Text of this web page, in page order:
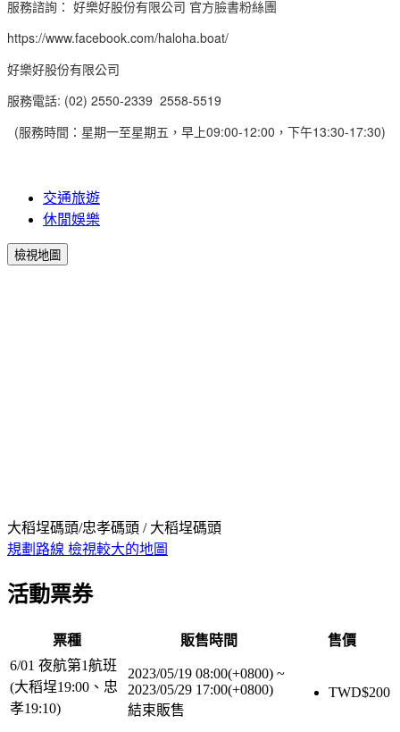
服務諮詢： 好樂好股份有限公司 官方臉書粉絲團
https://www.facebook.com/haloha.boat/
好樂好股份有限公司
服務電話: (02) 2550-2339 2558-5519
(服務時間：星期一至星期五，早上09:00-12:00，下午13:30-17:30)
交通旅遊
休閒娛樂
檢視地圖
大稻埕碼頭/忠孝碼頭 / 大稻埕碼頭
規劃路線 檢視較大的地圖
活動票券
票種 販售時間
售價
6/01 夜航第1航班
(大稻埕19:00、忠
孝19:10)
2023/05/19 08:00(+0800) ~
2023/05/29 17:00(+0800)
結束販售
TWD$200